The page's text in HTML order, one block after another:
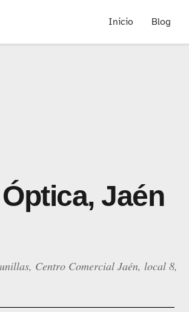
Inicio Blog
Jaén
Centro Comercial Jaén, local 8,